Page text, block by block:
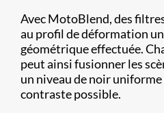
Avec MotoBlend, des
au profil de déformation
géométrique effectuée.
peut ainsi fusionner les
un niveau de noir
contraste possible.